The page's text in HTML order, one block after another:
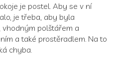
je postel. Aby se v ní
je třeba, aby byla
polštářem a
a také prostěradlem. Na to
chyba.